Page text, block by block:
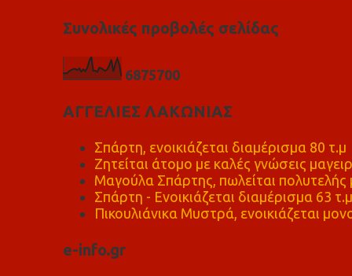
Συνολικές προβολές σελίδας
6875700
ΑΓΓΕΛΙΕΣ ΛΑΚΩΝΙΑΣ
Σπάρτη, ενοικιάζεται διαμέρισμα 80 τ.μ
Ζητείται άτομο με καλές γνώσεις
Μαγούλα Σπάρτης, πωλείται πολυτελής
Σπάρτη - Ενοικιάζεται διαμέρισμα 63 τ.μ
Πικουλιάνικα Μυστρά, ενοικιάζεται
e-info.gr